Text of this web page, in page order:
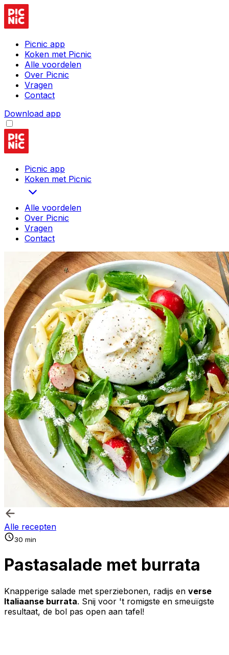
Picnic app
Koken met Picnic
Alle voordelen
Over Picnic
Vragen
Contact
Download app
Picnic app
Koken met Picnic
Alle voordelen
Over Picnic
Vragen
Contact
Alle recepten
30 min
Pastasalade met burrata
Knapperige salade met sperziebonen, radijs en verse
Italiaanse burrata. Snij voor 't romigste en smeuïgste
resultaat, de bol pas open aan tafel!